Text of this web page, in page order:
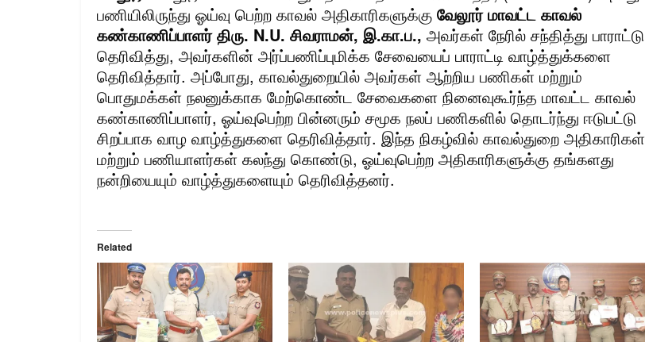
பணியிலிருந்து ஓய்வு பெற்ற காவல் அதிகாரிகளுக்கு வேலூர் மாவட்ட காவல்
கண்காணிப்பாளர் திரு. N.U. சிவராமன், இ.கா.ப., அவர்கள் நேரில் சந்தித்து பாராட்டு
தெரிவித்து, அவர்களின் அர்ப்பணிப்புமிக்க சேவையைப் பாராட்டி வாழ்த்துக்களை
தெரிவித்தார். அப்போது, காவல்துறையில் அவர்கள் ஆற்றிய பணிகள் மற்றும்
பொதுமக்கள் நலனுக்காக மேற்கொண்ட சேவைகளை நினைவுகூர்ந்த மாவட்ட காவல்
கண்காணிப்பாளர், ஓய்வுபெற்ற பின்னரும் சமூக நலப் பணிகளில் தொடர்ந்து ஈடுபட்டு
சிறப்பாக வாழ வாழ்த்துகளை தெரிவித்தார். இந்த நிகழ்வில் காவல்துறை அதிகாரிகள்
மற்றும் பணியாளர்கள் கலந்து கொண்டு, ஓய்வுபெற்ற அதிகாரிகளுக்கு தங்களது
நன்றியையும் வாழ்த்துகளையும் தெரிவித்தனர்.
Related